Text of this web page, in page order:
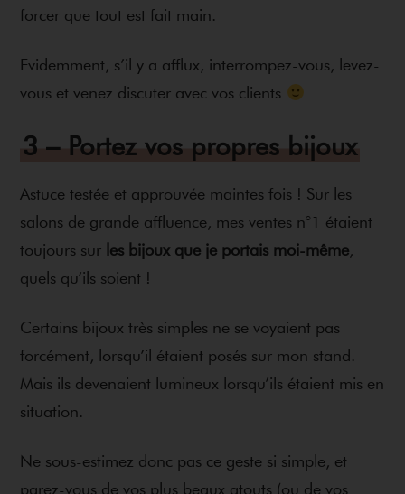
forcer que tout est fait main.
Evidemment, s’il y a afflux, interrompez-vous, levez-
vous et venez discuter avec vos clients
3 – Portez vos propres bijoux
Astuce testée et approuvée maintes fois ! Sur les
salons de grande affluence, mes ventes n°1 étaient
toujours sur les bijoux que je portais moi-même,
quels qu’ils soient !
Certains bijoux très simples ne se voyaient pas
forcément, lorsqu’il étaient posés sur mon stand.
Mais ils devenaient lumineux lorsqu’ils étaient mis en
situation.
Ne sous-estimez donc pas ce geste si simple, et
parez-vous de vos plus beaux atouts (ou de vos